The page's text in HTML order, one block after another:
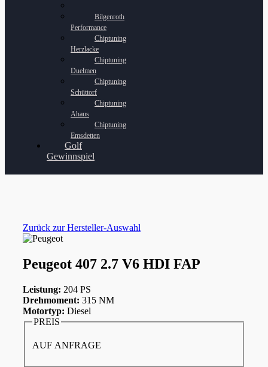
Bilgenroth
Performance
Chiptuning
Herzlacke
Chiptuning
Duelmen
Chiptuning
Schüttorf
Chiptuning
Ahaus
Chiptuning
Emsdetten
Golf
Gewinnspiel
Zurück zur Hersteller-Auswahl
Peugeot 407 2.7 V6 HDI FAP
Leistung: 204 PS
Drehmoment: 315 NM
Motortyp: Diesel
PREIS
AUF ANFRAGE